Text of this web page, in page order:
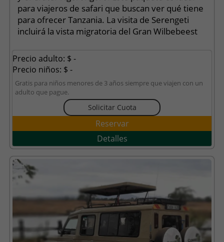
para viajeros de safari que buscan ver qué tiene
para ofrecer Tanzania. La visita de Serengeti
incluirá la vista migratoria del Gran Wilbebeest
Precio adulto: $ -
Precio niños: $ -
Gratis para niños menores de 3 años siempre que viajen con un
adulto que pague.
Solicitar Cuota
Reservar
Detalles